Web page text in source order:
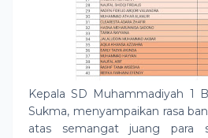
Kepala SD Muhammadiyah 1
Sukma, menyampaikan rasa
atas semangat juang para